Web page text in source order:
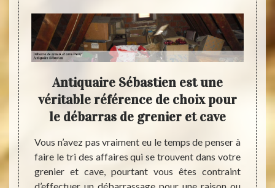
et
Antiquaire Sébastien est une
véritable référence de choix pour
le débarras de grenier et cave
Vous n’avez pas vraiment eu le temps de penser à
faire le tri des affaires qui se trouvent dans votre
grenier et cave, pourtant vous êtes contraint